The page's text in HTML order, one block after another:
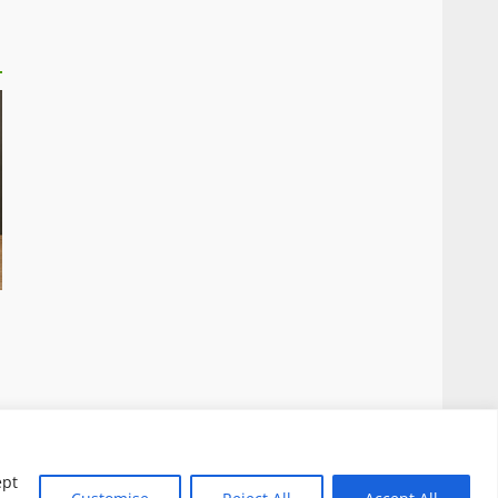
blog non è una testata giornalistica, in
della legge n. 62 del 07.03.2001